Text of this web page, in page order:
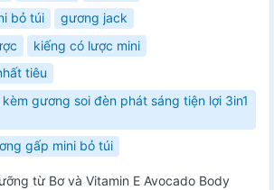
bỏ túi
gương jack
kiếng có lược mini
tiêu
gương soi đèn phát sáng tiện lợi 3in1
gấp mini bỏ túi
từ Bơ và Vitamin E Avocado Body